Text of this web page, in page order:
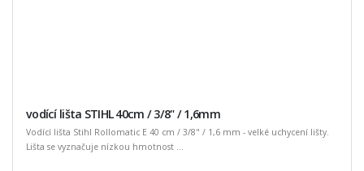
vodící lišta STIHL 40cm / 3/8" / 1,6mm
Vodící lišta Stihl Rollomatic E 40 cm / 3/8" / 1,6 mm - velké uchycení lišty.
Lišta se vyznačuje nízkou hmotnost ...